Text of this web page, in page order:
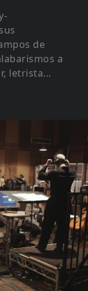
de
a
letrista...